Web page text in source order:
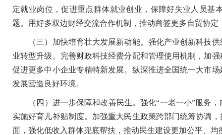
定就业岗位，促进重点群体就业创业，保障好失业人员基
题。用好多双边财经交流合作机制，推动商签更多自贸协
（三）加快培育壮大发展新动能。强化产业创新科技供
业转型升级。完善财政科技经费分配和管理使用机制，加
促进更多中小企业专精特新发展。纵深推进全国统一大市
发展营造良好环境。
（四）进一步保障和改善民生。强化“一老一小”服务，
实施好育儿补贴制度。加强重大民生政策跨部门统筹协调
面，强化低收入群体兜底帮扶，推动民生建设更加公平、均